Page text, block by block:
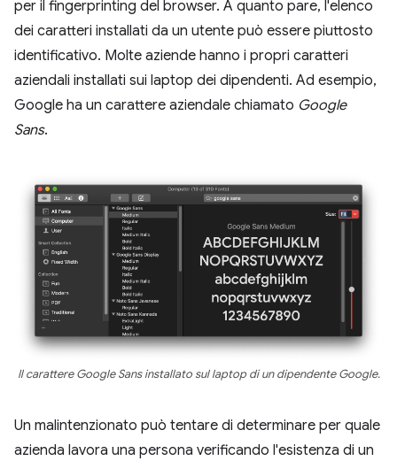
per il fingerprinting del browser. A quanto pare, l'elenco
dei caratteri installati da un utente può essere piuttosto
identificativo. Molte aziende hanno i propri caratteri
aziendali installati sui laptop dei dipendenti. Ad esempio,
Google ha un carattere aziendale chiamato Google
Sans.
Il carattere Google Sans installato sul laptop di un dipendente Google.
Un malintenzionato può tentare di determinare per quale
azienda lavora una persona verificando l'esistenza di un